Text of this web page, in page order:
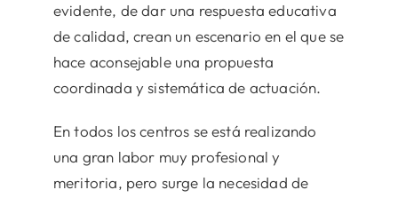
evidente, de dar una respuesta educativa
de calidad, crean un escenario en el que se
hace aconsejable una propuesta
coordinada y sistemática de actuación.
En todos los centros se está realizando
una gran labor muy profesional y
meritoria, pero surge la necesidad de